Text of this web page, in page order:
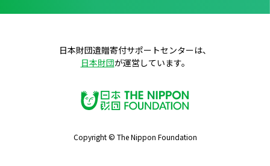
日本財団遺贈寄付サポートセンターは、
日本財団が運営しています。
Copyright © The Nippon Foundation